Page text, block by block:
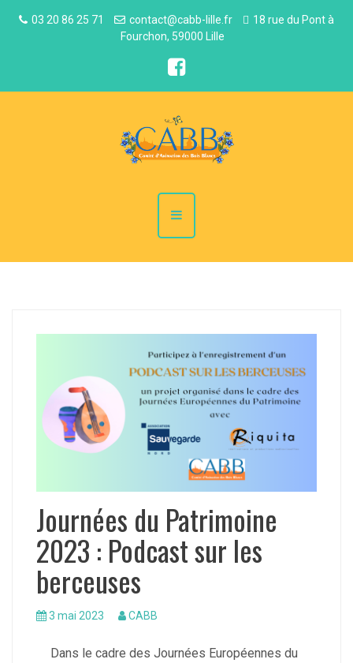
03 20 86 25 71 contact@cabb-lille.fr
18 rue du Pont à
Fourchon, 59000 Lille
Journées du Patrimoine
2023 : Podcast sur les
berceuses
3 mai 2023 CABB
Dans le cadre des Journées Européennes du